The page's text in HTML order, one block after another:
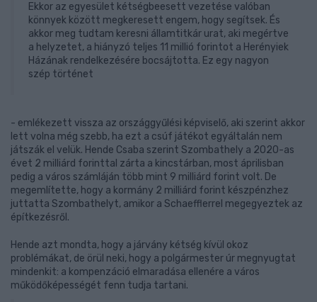
Ekkor az egyesület kétségbeesett vezetése valóban
könnyek között megkeresett engem, hogy segítsek. És
akkor meg tudtam keresni államtitkár urat, aki megértve
a helyzetet, a hiányzó teljes 11 millió forintot a Herényiek
Házának rendelkezésére bocsájtotta. Ez egy nagyon
szép történet
- emlékezett vissza az országgyűlési képviselő, aki szerint akkor
lett volna még szebb, ha ezt a csúf játékot egyáltalán nem
játszák el velük. Hende Csaba szerint Szombathely a 2020-as
évet 2 milliárd forinttal zárta a kincstárban, most áprilisban
pedig a város számláján több mint 9 milliárd forint volt. De
megemlítette, hogy a kormány 2 milliárd forint készpénzhez
juttatta Szombathelyt, amikor a Schaefflerrel megegyeztek az
építkezésről.
Hende azt mondta, hogy a járvány kétség kívül okoz
problémákat, de örül neki, hogy a polgármester úr megnyugtat
mindenkit: a kompenzáció elmaradása ellenére a város
működőképességét fenn tudja tartani.